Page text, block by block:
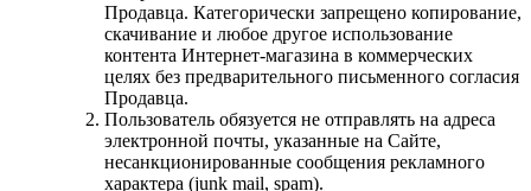
Продавца. Категорически запрещено копирование,
скачивание и любое другое использование
контента Интернет-магазина в коммерческих
целях без предварительного письменного согласия
Продавца.
Пользователь обязуется не отправлять на адреса
электронной почты, указанные на Сайте,
несанкционированные сообщения рекламного
характера (junk mail, spam).